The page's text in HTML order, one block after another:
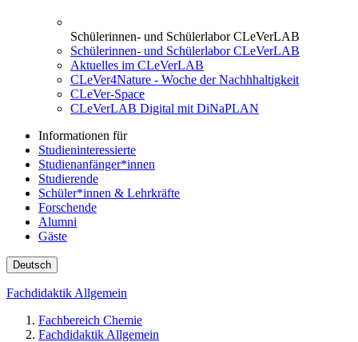
Schülerinnen- und Schülerlabor CLeVerLAB
Schülerinnen- und Schülerlabor CLeVerLAB
Aktuelles im CLeVerLAB
CLeVer4Nature - Woche der Nachhhaltigkeit
CLeVer-Space
CLeVerLAB Digital mit DiNaPLAN
Informationen für
Studieninteressierte
Studienanfänger*innen
Studierende
Schüler*innen & Lehrkräfte
Forschende
Alumni
Gäste
Deutsch
Fachdidaktik Allgemein
Fachbereich Chemie
Fachdidaktik Allgemein